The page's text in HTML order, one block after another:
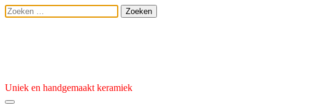
Ga
naar
Zoeken
naar:
Uniek en handgemaakt keramiek